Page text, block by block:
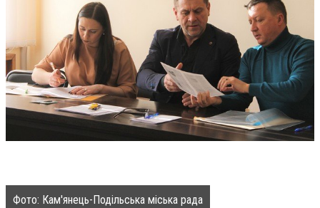
Фото: Кам'янець-Подільська міська рада